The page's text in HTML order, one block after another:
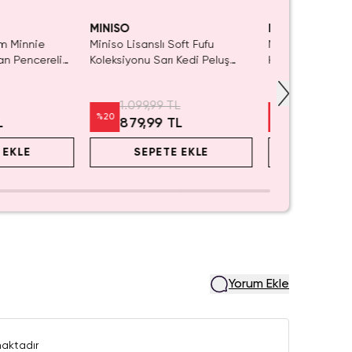
Minnie
Pencereli
–
EKLE
MINISO
Miniso Lisanslı Soft Fufu
Koleksiyonu Sarı Kedi Peluş
%20
1.099,99 TL
879,99 TL
SEPETE EKLE
Miniso Lisanslı
Hamuru Seti
Yorum Ekle